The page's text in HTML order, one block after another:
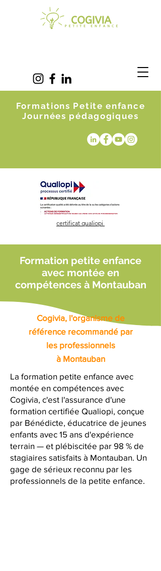
Formations Petite enfance
Journées pédagogiques
certificat qualiopi
Formation petite enfance
avec montée en
compétences à Montauban
Cogivia, l'organisme de
référence recommandé par
les professionnels
à Montauban
La formation petite enfance avec
montée en compétences avec
Cogivia, c'est l'assurance d'une
formation certifiée Qualiopi, conçue
par Bénédicte, éducatrice de jeunes
enfants avec 15 ans d'expérience
terrain — et plébiscitée par 98 % de
stagiaires satisfaits à Montauban. Un
gage de sérieux reconnu par les
professionnels de la petite enfance.